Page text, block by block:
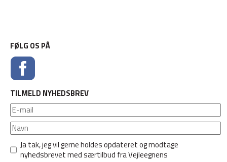
FØLG OS PÅ
TILMELD NYHEDSBREV
Ja tak, jeg vil gerne holdes opdateret og modtage
nyhedsbrevet med særtilbud fra Vejleegnens